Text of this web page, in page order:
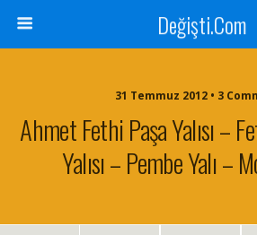
Değişti.Com
31 Temmuz 2012 • 3
Ahmet Fethi Paşa Yalısı –
Yalısı – Pembe Yalı –